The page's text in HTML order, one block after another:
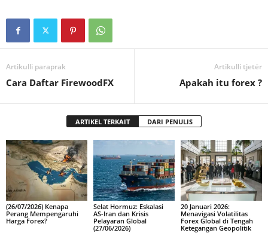
Artikulli paraprak
Cara Daftar FirewoodFX
Artikulli tjetër
Apakah itu forex ?
ARTIKEL TERKAIT DARI PENULIS
(26/07/2026) Kenapa
Perang Mempengaruhi
Harga Forex?
Selat Hormuz: Eskalasi
AS-Iran dan Krisis
Pelayaran Global
(27/06/2026)
20 Januari 2026:
Menavigasi Volatilitas
Forex Global di Tengah
Ketegangan Geopolitik